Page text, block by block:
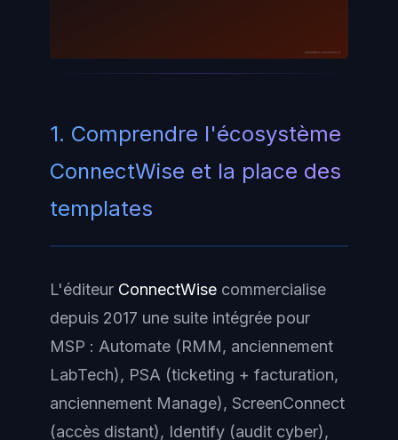
ayinedjimi-consultants.fr
1. Comprendre l'écosystème
ConnectWise et la place des
templates
L'éditeur ConnectWise commercialise
depuis 2017 une suite intégrée pour
MSP : Automate (RMM, anciennement
LabTech), PSA (ticketing + facturation,
anciennement Manage), ScreenConnect
(accès distant), Identify (audit cyber),